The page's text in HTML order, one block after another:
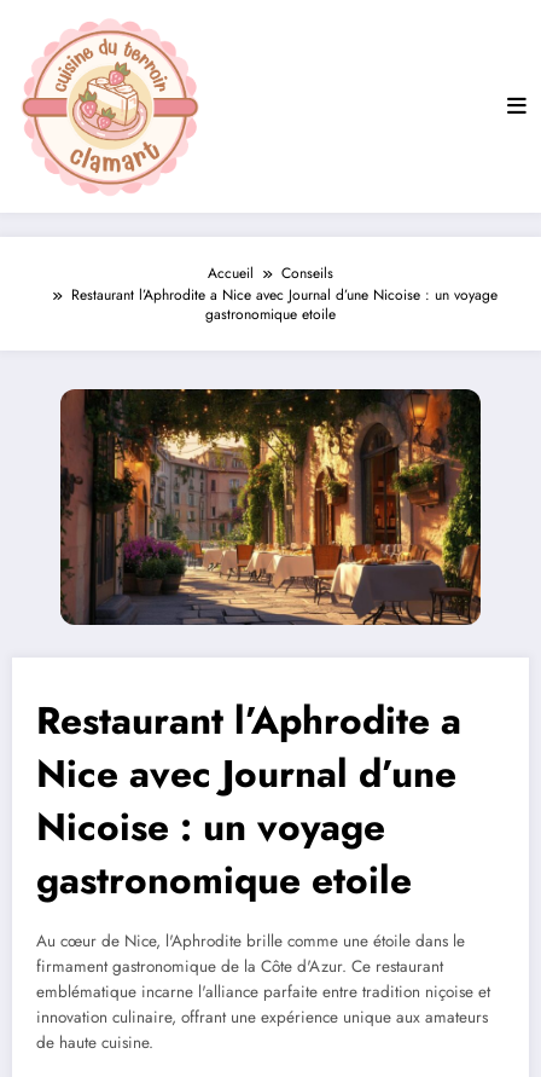
contenu
Accueil
Conseils
Restaurant l’Aphrodite a Nice avec Journal d’une Nicoise : un voyage
gastronomique etoile
Restaurant l’Aphrodite a
Nice avec Journal d’une
Nicoise : un voyage
gastronomique etoile
Au cœur de Nice, l'Aphrodite brille comme une étoile dans le
firmament gastronomique de la Côte d'Azur. Ce restaurant
emblématique incarne l'alliance parfaite entre tradition niçoise et
innovation culinaire, offrant une expérience unique aux amateurs
de haute cuisine.